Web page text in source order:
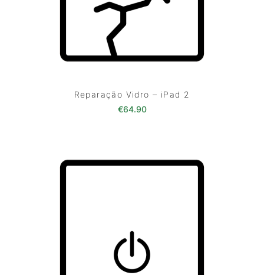
Reparação Vidro – iPad 2
€64.90